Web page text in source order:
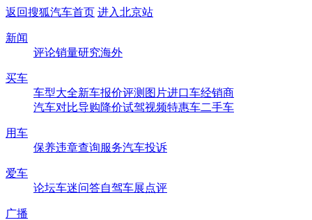
返回搜狐汽车首页 进入北京站
新闻
评论销量研究海外
买车
车型大全新车报价评测 图片进口车经销商
汽车对比导购降价试驾视频特惠车二手车
用车
保养违章查询服务汽车投诉
爱车
论坛车迷问答自驾车展点评
广播